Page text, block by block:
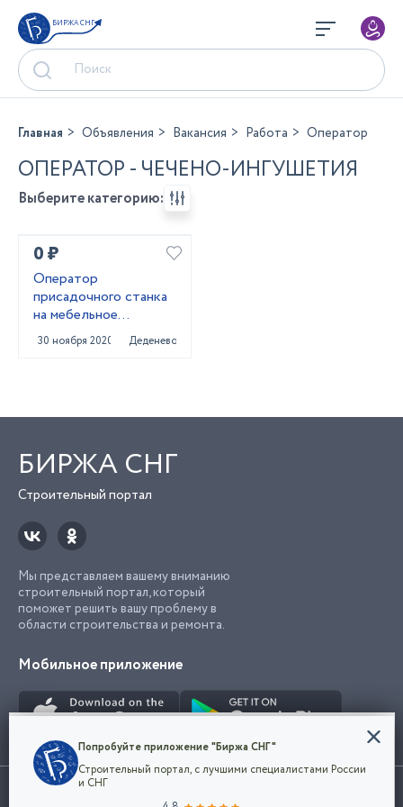
БИРЖА СНГ
Главная Объявления Вакансия Работа Оператор
ОПЕРАТОР - ЧЕЧЕНО-ИНГУШЕТИЯ
Выберите категорию:
0 ₽
Оператор
присадочного станка
на мебельное
производство
30 ноября 2020 Деденево
БИРЖА СНГ
Строительный портал
Мы представляем вашему вниманию
строительный портал, который
поможет решить вашу проблему в
области строительства и ремонта.
Мобильное приложение
Использование сайта, в том числе подача объявлений, означает
Конфиденциальность
Мы используем файлы cookie, чтобы сделать
наш сайт удобным для каждого
Попробуйте приложение "Биржа СНГ"
Строительный портал, с лучшими специалистами России
и СНГ